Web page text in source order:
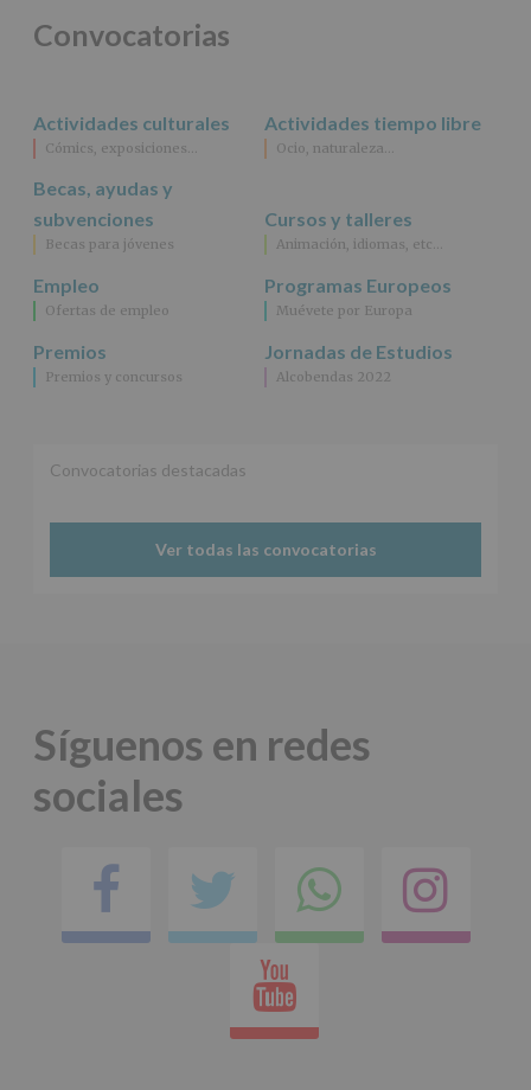
Convocatorias
Actividades culturales
Cómics, exposiciones…
Actividades tiempo libre
Ocio, naturaleza…
Becas, ayudas y
subvenciones
Becas para jóvenes
Cursos y talleres
Animación, idiomas, etc…
Empleo
Ofertas de empleo
Programas Europeos
Muévete por Europa
Premios
Premios y concursos
Jornadas de Estudios
Alcobendas 2022
Convocatorias destacadas
Ver todas las convocatorias
Síguenos en redes
sociales
Facebook
Twitter
en
Youtube